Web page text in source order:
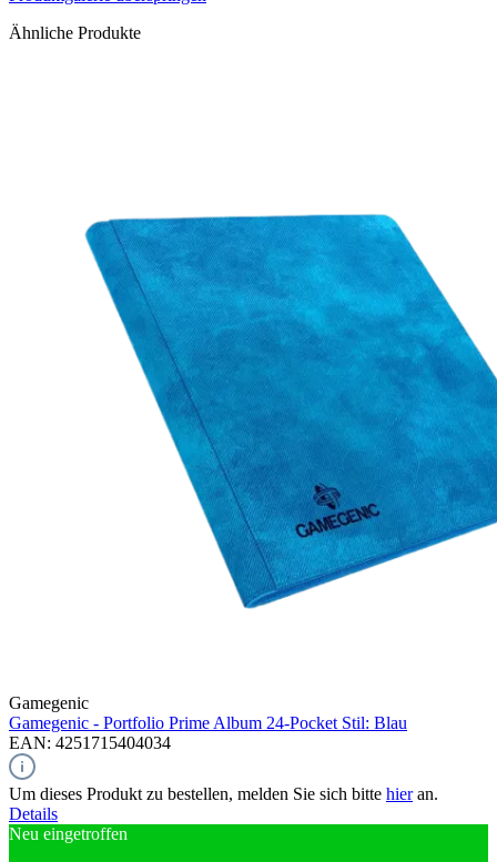
Ähnliche Produkte
Gamegenic
Gamegenic - Portfolio Prime Album 24-Pocket Stil: Blau
EAN: 4251715404034
Um dieses Produkt zu bestellen, melden Sie sich bitte hieran.
Details
Neu eingetroffen